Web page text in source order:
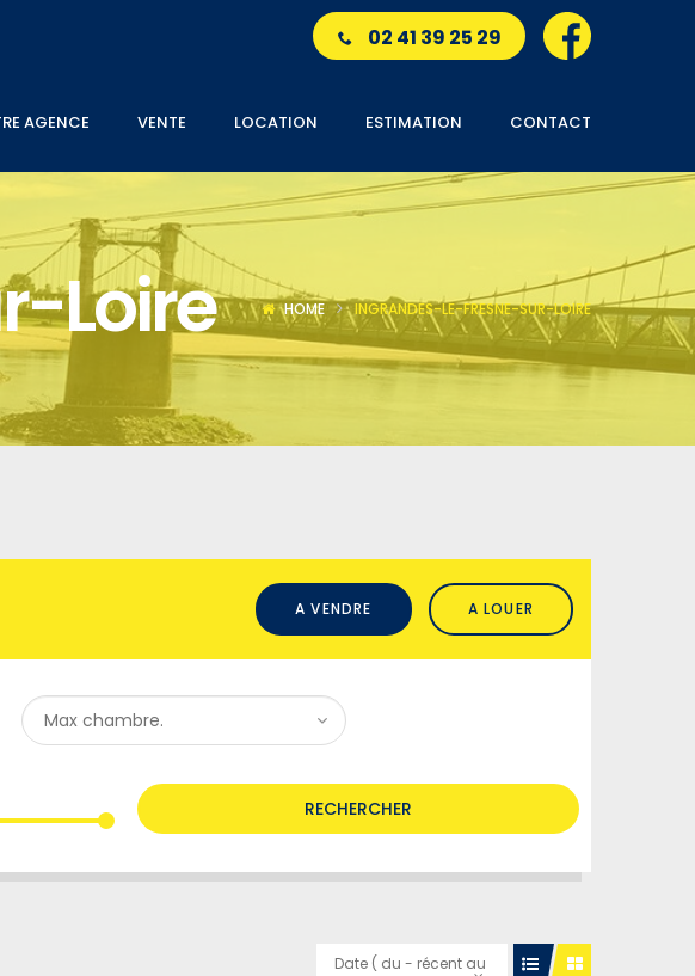
02 41 39 25 29
AGENCE VENTE LOCATION ESTIMATION CONTACT
Loire HOME INGRANDES-LE-FRESNE-SUR-LOIRE
A VENDRE A LOUER
RECHERCHER
Date ( du - récent au